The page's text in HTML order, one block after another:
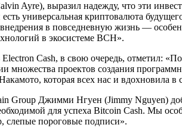
Ayre), выразил надежду, что эти
универсальная криптовалюта
внедрения в повседневную жизнь —
в экосистеме ВСН».
Cash, в свою очередь, отметил:
множества проектов создания
которая всех нас и вдохновила в
Group Джимми Нгуен (Jimmy Nguyen)
для успеха Bitcoin Cash. Мы
слепые пороговые подписи».